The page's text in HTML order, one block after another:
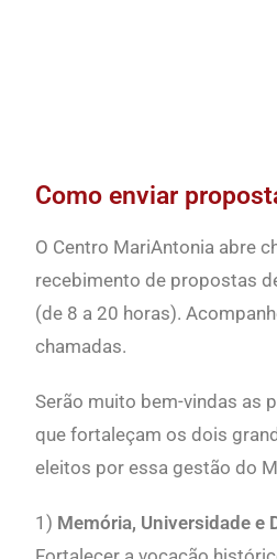
Como enviar
O Centro MariAntonia abre
recebimento de propostas
(de 8 a 20 horas).
chamadas.
Serão muito bem-vindas as
que fortaleçam os dois
eleitos por essa gestão do
1) Memória, Universidade e